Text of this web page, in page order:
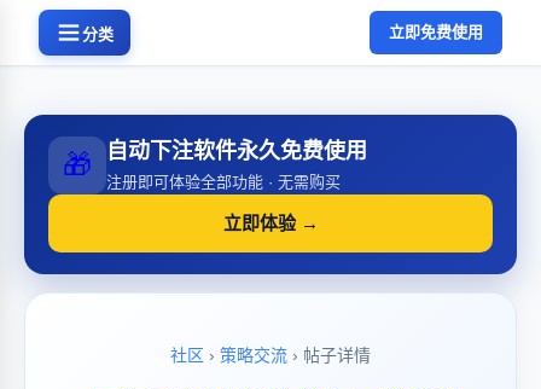
分类 立即免费使用
🎁 自动下注软件永久免费使用
注册即可体验全部功能 · 无需购买
立即体验 →
社区 › 策略交流 › 帖子详情